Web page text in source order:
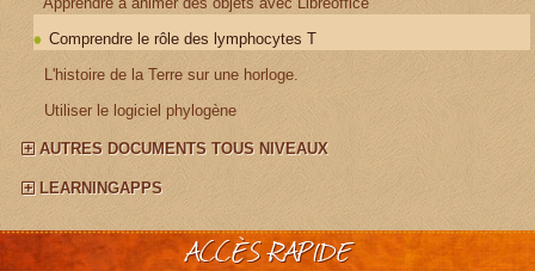
Comprendre le rôle des lymphocytes T
L'histoire de la Terre sur une horloge.
Utiliser le logiciel phylogène
AUTRES DOCUMENTS TOUS NIVEAUX
LEARNINGAPPS
ACCÈS RAPIDE